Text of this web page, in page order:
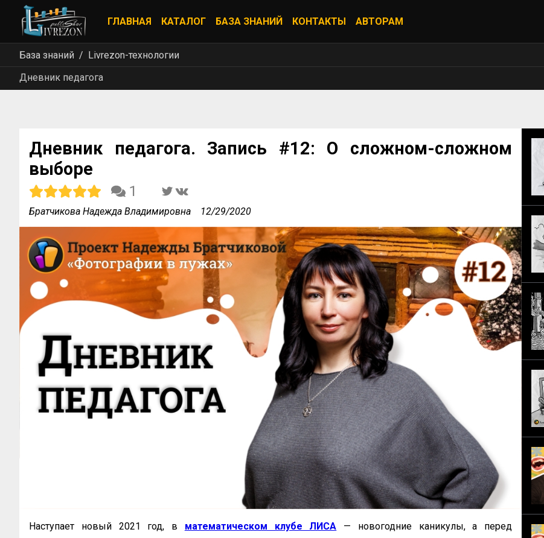
ГЛАВНАЯ КАТАЛОГ БАЗА ЗНАНИЙ КОНТАКТЫ АВТОРАМ
База знаний
Livrezon-технологии
Дневник педагога
Дневник педагога. Запись #12: О сложном-сложном
выборе
1
Братчикова Надежда Владимировна 12/29/2020
Наступает новый 2021 год, в математическом клубе ЛИСА — новогодние каникулы, а перед